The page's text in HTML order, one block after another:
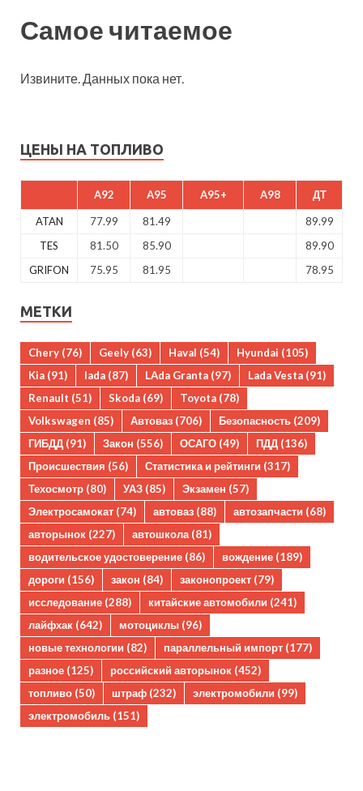
Самое читаемое
Извините. Данных пока нет.
ЦЕНЫ НА ТОПЛИВО
A92 A95 A95+ A98 ДТ
ATAN 77.99 81.49
89.99
TES
81.50 85.90
89.90
GRIFON
75.95 81.95 78.95
МЕТКИ
Chery (76) Geely (63) Haval (54) Hyundai (105)
Kia (91) lada (87) LAda Granta (97) Lada Vesta (91)
Renault (51) Skoda (69) Toyota (78)
Volkswagen (85) Автоваз (706) Безопасность (209)
ГИБДД (91) Закон (556) ОСАГО (49) ПДД (136)
Происшествия (56) Статистика и рейтинги (317)
Техосмотр (80) УАЗ (85) Экзамен (57)
Электросамокат (74) автоваз (88) автозапчасти (68)
авторынок (227) автошкола(81)
водительское удостоверение (86) вождение (189)
дороги (156) закон (84) законопроект (79)
исследование (288) китайские автомобили (241)
лайфхак (642) мотоциклы (96)
новые технологии (82) параллельный импорт (177)
разное (125) российский авторынок (452)
топливо (50) штраф (232) электромобили (99)
электромобиль (151)